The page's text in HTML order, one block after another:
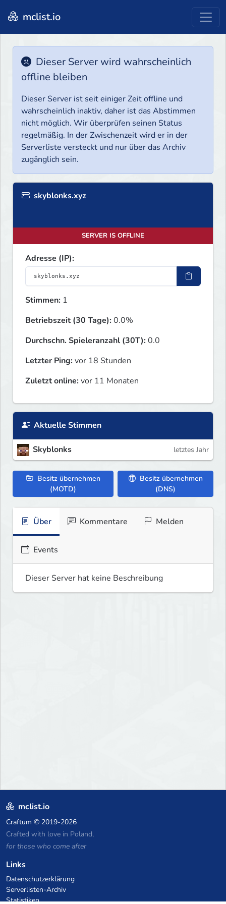
mclist.io
Dieser Server wird wahrscheinlich
offline bleiben
Dieser Server ist seit einiger Zeit offline und
wahrscheinlich inaktiv, daher ist das Abstimmen
nicht möglich. Wir überprüfen seinen Status
regelmäßig. In der Zwischenzeit wird er in der
Serverliste versteckt und nur über das Archiv
zugänglich sein.
skyblonks.xyz
SERVER IS OFFLINE
Adresse (IP):
Stimmen: 1
Betriebszeit (30 Tage):0.0%
Durchschn. Spieleranzahl (30T):0.0
Letzter Ping:vor 18 Stunden
Zuletzt online:vor 11 Monaten
Aktuelle Stimmen
Skyblonks letztes Jahr
Besitz übernehmen
(MOTD)
Besitz übernehmen
(DNS)
Über Kommentare Melden
Events
Dieser Server hat keine Beschreibung
mclist.io
Craftum © 2019-2026
Crafted with love in Poland,
for those who come after
Links
Datenschutzerklärung
Serverlisten-Archiv
Statistiken